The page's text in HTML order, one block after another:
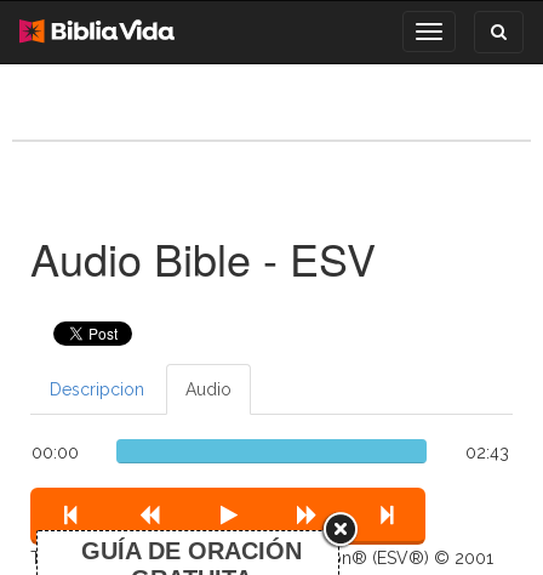
Toggle
navigation
Audio Bible - ESV
Descripcion Audio
00:00 02:43
The Holy Bible, English Standard Version® (ESV®) © 2001